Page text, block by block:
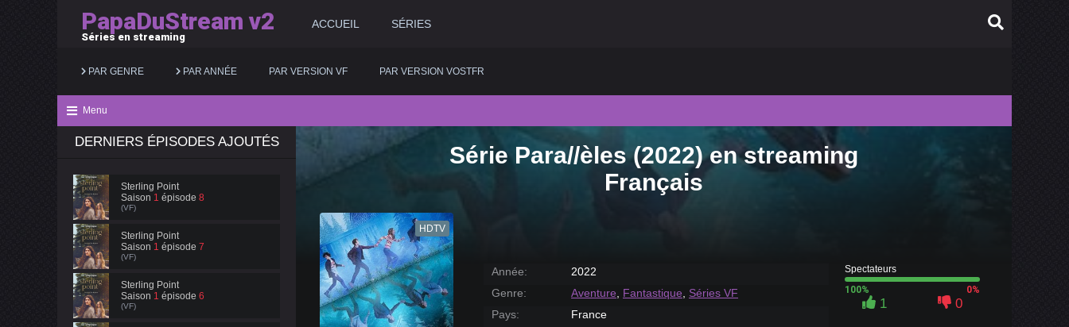
PapaDuStream v2
Séries en streaming
ACCUEIL SÉRIES
PAR GENRE
Action
Animation
Aventure
Biopic
Comédie
Documentaire
Fantastique
Historique
Musical
Policier
Romance
Science fiction
PAR ANNÉE
2025 2020
2017
2016
2015 2010
PAR VERSION VF PAR VERSION VOSTFR
Menu
DERNIERS ÉPISODES AJOUTÉS
Sterling Point
Saison 1 épisode 8
(VF)
Sterling Point
Saison 1 épisode 7
(VF)
Sterling Point
Saison 1 épisode 6
(VF)
Série Para//èles (2022) en streaming
Français
HDTV
Année:
2022
Genre:
Aventure, Fantastique, Séries VF
Pays:
France
Spectateurs
100%
0%
1 0